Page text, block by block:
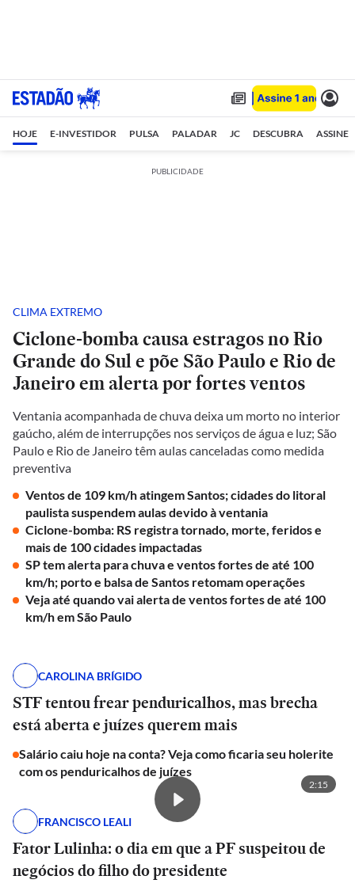
HOJE E-INVESTIDOR PULSA PALADAR JC DESCUBRA ASSINE
PUBLICIDADE
CLIMA EXTREMO
Ciclone-bomba causa estragos no Rio
Grande do Sul e põe São Paulo e Rio de
Janeiro em alerta por fortes ventos
Ventania acompanhada de chuva deixa um morto no interior
gaúcho, além de interrupções nos serviços de água e luz; São
Paulo e Rio de Janeiro têm aulas canceladas como medida
preventiva
Ventos de 109 km/h atingem Santos; cidades do litoral
paulista suspendem aulas devido à ventania
Ciclone-bomba: RS registra tornado, morte, feridos e
mais de 100 cidades impactadas
SP tem alerta para chuva e ventos fortes de até 100
km/h; porto e balsa de Santos retomam operações
Veja até quando vai alerta de ventos fortes de até 100
km/h em São Paulo
CAROLINA BRÍGIDO
STF tentou frear penduricalhos, mas brecha
está aberta e juízes querem mais
Salário caiu hoje na conta? Veja como ficaria seu holerite
com os penduricalhos de juízes
2:15
FRANCISCO LEALI
Fator Lulinha: o dia em que a PF suspeitou de
negócios do filho do presidente